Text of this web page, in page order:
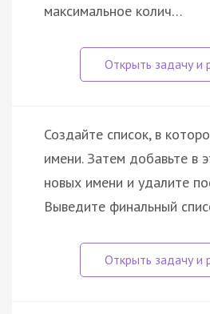
максимальное колич…
Создайте список, в
имени. Затем добавьте в
новых имени и удалите
Выведите финальный